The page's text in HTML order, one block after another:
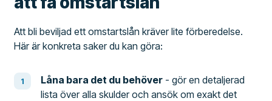
Att bli beviljad ett omstartslån kräver lite förberedelse.
Här är konkreta saker du kan göra:
Låna bara det du behöver - gör en detaljerad
lista över alla skulder och ansök om exakt det